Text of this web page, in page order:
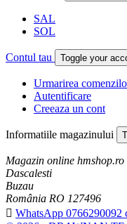
SAL
SOL
Contul tau Toggle your
Urmarirea
Autentificare
Creeaza un cont
Informatiile magazinului
Magazin online hmshop.ro
Dascalesti
Buzau
România RO 127496
 WhatsApp 0766290092